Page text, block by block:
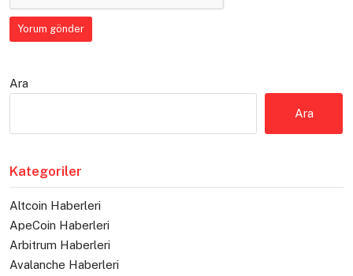
Ara
Ara
Kategoriler
Altcoin Haberleri
ApeCoin Haberleri
Arbitrum Haberleri
Avalanche Haberleri